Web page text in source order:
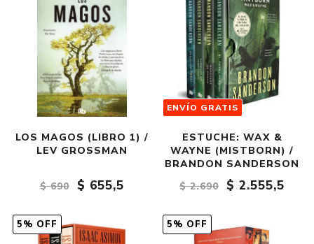
LOS MAGOS (LIBRO 1) /
LEV GROSSMAN
$ 690 $ 655,5
ENVÍO GRATIS
ESTUCHE: WAX &
WAYNE (MISTBORN) /
BRANDON SANDERSON
$ 2.690
$ 2.555,5
5% OFF 5% OFF